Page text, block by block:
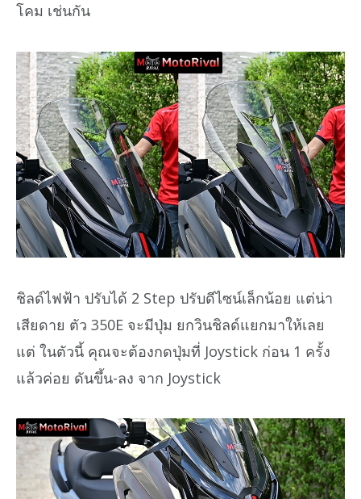
โคม เช่นกัน
ชิลด์ไฟฟ้า ปรับได้ 2 Step ปรับดีไซน์เล็กน้อย แต่น่า
เสียดาย ตัว 350E จะมีปุ่ม ยกวินชิลด์แยกมาให้เลย
แต่ ในตัวนี้ คุณจะต้องกดปุ่มที่ Joystick ก่อน 1 ครั้ง
แล้วค่อย ดันขึ้น-ลง จาก Joystick